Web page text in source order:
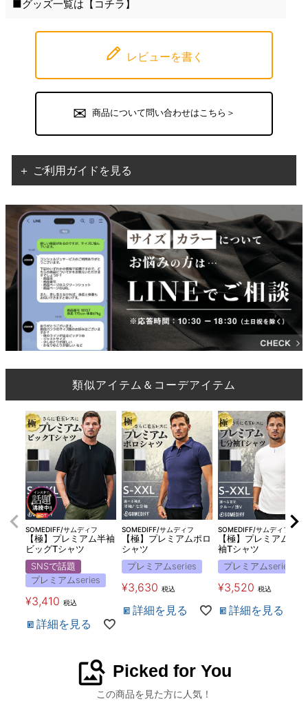
■グッズ一覧は【 コチラ 】
レビューを書く
商品について問い合わせはこちら＞
＋ ご利用ガイドを見る
類似アイテム＆コーデアイテム
SOMEDIFF/サムディフ
【極】プレミアム半袖
ビッグTシャツ
SNSで話題
プレミアムseries
¥3,410 税込
詳細を見る
SOMEDIFF/サムディフ
【極】プレミアムポロ
シャツ
プレミアムseries
¥3,630 税込
詳細を見る
SOMEDIFF/サムディフ
【極】プレミアム7分
袖Tシャツ
プレミアムseries
¥3,520 税込
詳細を見る
image_search Picked for You
この商品を見た方に人気！